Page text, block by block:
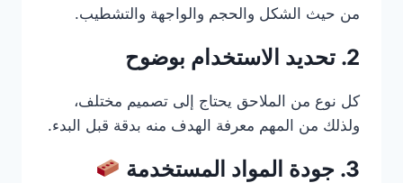
من حيث الشكل والحجم والواجهة والتشطيب.
2. تحديد الاستخدام بوضوح
كل نوع من الملاحق يحتاج إلى تصميم مختلف،
ولذلك من المهم معرفة الهدف منه بدقة قبل البدء.
3. جودة المواد المستخدمة